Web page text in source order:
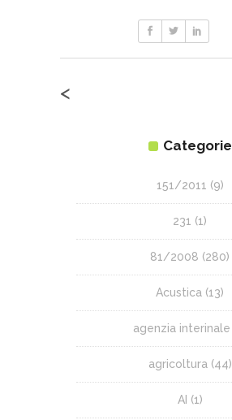
<
Categorie
151/2011 (9)
231 (1)
81/2008 (280)
Acustica (13)
agenzia interinale
agricoltura (44)
AI (1)